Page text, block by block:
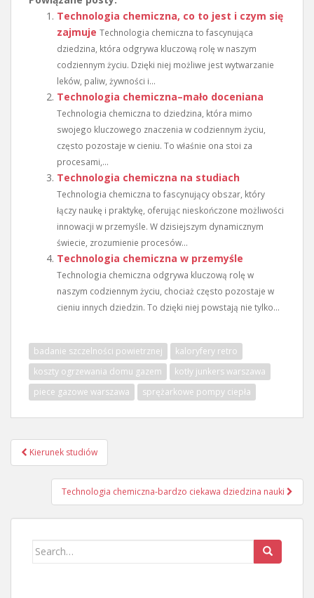
Technologia chemiczna, co to jest i czym się
zajmuje Technologia chemiczna to fascynująca
dziedzina, która odgrywa kluczową rolę w naszym
codziennym życiu. Dzięki niej możliwe jest wytwarzanie
leków, paliw, żywności i...
Technologia chemiczna–mało doceniana
Technologia chemiczna to dziedzina, która mimo
swojego kluczowego znaczenia w codziennym życiu,
często pozostaje w cieniu. To właśnie ona stoi za
procesami,...
Technologia chemiczna na studiach
Technologia chemiczna to fascynujący obszar, który
łączy naukę i praktykę, oferując nieskończone możliwości
innowacji w przemyśle. W dzisiejszym dynamicznym
świecie, zrozumienie procesów...
Technologia chemiczna w przemyśle
Technologia chemiczna odgrywa kluczową rolę w
naszym codziennym życiu, chociaż często pozostaje w
cieniu innych dziedzin. To dzięki niej powstają nie tylko...
badanie szczelności powietrznej
kaloryfery retro
koszty ogrzewania domu gazem
kotły junkers warszawa
piece gazowe warszawa
sprężarkowe pompy ciepła
Nawigacja
wpisu
Kierunek studiów
Technologia chemiczna-bardzo ciekawa dziedzina nauki
Search